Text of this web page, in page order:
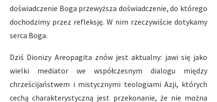
doświadczenie Boga przewyższa doświadczenie, do którego
dochodzimy przez refleksję. W nim rzeczywiście dotykamy
serca Boga.
Dziś Dionizy Areopagita znów jest aktualny: jawi się jako
wielki mediator we współczesnym dialogu między
chrześcijaństwem i mistycznymi teologiami Azji, których
cechą charakterystyczną jest przekonanie, że nie można